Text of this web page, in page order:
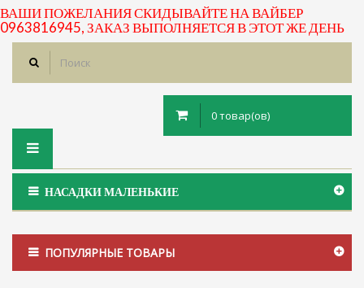
ВАШИ ПОЖЕЛАНИЯ СКИДЫВАЙТЕ НА ВАЙБЕР
0963816945, ЗАКАЗ ВЫПОЛНЯЕТСЯ В ЭТОТ ЖЕ ДЕНЬ
0 товар(ов)
Toggle
НАСАДКИ МАЛЕНЬКИЕ
ПОПУЛЯРНЫЕ ТОВАРЫ